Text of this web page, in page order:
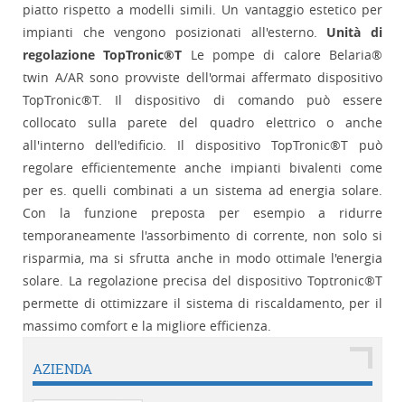
piatto rispetto a modelli simili. Un vantaggio estetico per
impianti che vengono posizionati all'esterno. Unità di
regolazione TopTronic®T Le pompe di calore Belaria®
twin A/AR sono provviste dell'ormai affermato dispositivo
TopTronic®T. Il dispositivo di comando può essere
collocato sulla parete del quadro elettrico o anche
all'interno dell'edificio. Il dispositivo TopTronic®T può
regolare efficientemente anche impianti bivalenti come
per es. quelli combinati a un sistema ad energia solare.
Con la funzione preposta per esempio a ridurre
temporaneamente l'assorbimento di corrente, non solo si
risparmia, ma si sfrutta anche in modo ottimale l'energia
solare. La regolazione precisa del dispositivo Toptronic®T
permette di ottimizzare il sistema di riscaldamento, per il
massimo comfort e la migliore efficienza.
AZIENDA